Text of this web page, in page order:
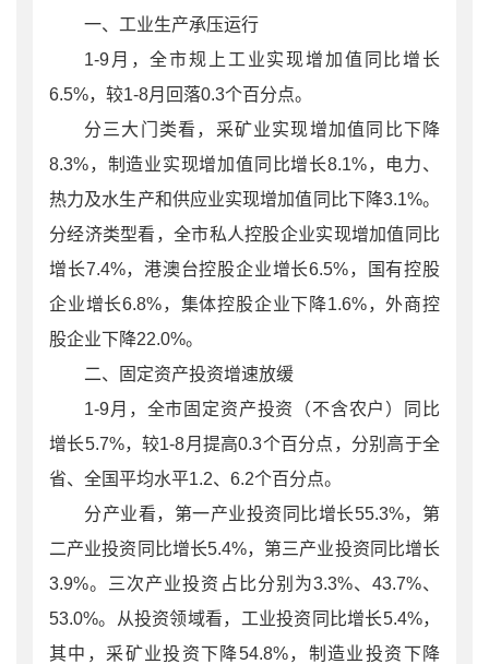
一、工业生产承压运行
1-9月，全市规上工业实现增加值同比增长
6.5%，较1-8月回落0.3个百分点。
分三大门类看，采矿业实现增加值同比下降
8.3%，制造业实现增加值同比增长8.1%，电力、
热力及水生产和供应业实现增加值同比下降3.1%。
分经济类型看，全市私人控股企业实现增加值同比
增长7.4%，港澳台控股企业增长6.5%，国有控股
企业增长6.8%，集体控股企业下降1.6%，外商控
股企业下降22.0%。
二、固定资产投资增速放缓
1-9月，全市固定资产投资（不含农户）同比
增长5.7%，较1-8月提高0.3个百分点，分别高于全
省、全国平均水平1.2、6.2个百分点。
分产业看，第一产业投资同比增长55.3%，第
二产业投资同比增长5.4%，第三产业投资同比增长
3.9%。三次产业投资占比分别为3.3%、43.7%、
53.0%。从投资领域看，工业投资同比增长5.4%，
其中，采矿业投资下降54.8%，制造业投资下降